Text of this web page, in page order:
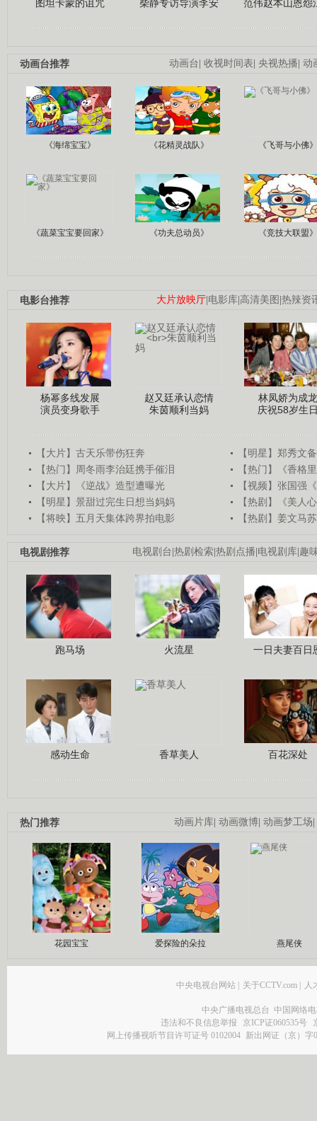
图坦卡蒙的诅咒 柴静专访导演李安 范伟赵本山恩怨
动画台 收视时间表 央视热播 动
动画台推荐
《海绵宝宝》 《花精灵战队》 《飞哥与小佛》
《蔬菜宝宝要回家》 《功夫总动员》 《竞技大联盟》
大片放映厅 电影库 高清美图 热辣资
电影台推荐
杨幂多线发展
演员变身歌手
赵又廷承认恋情
朱茵顺利当妈
林凤娇为成龙
庆祝58岁生
【大片】古天乐带伤狂奔
【明星】郑秀文
【热门】周冬雨李治廷携手催泪
【热门】《香格
【大片】《逆战》造型遭曝光
【视频】张国强
【明星】景甜过完生日想当妈妈
【热剧】《美人
【将映】五月天集体跨界拍电影
【热剧】姜文马
电视剧台 热剧检索 热剧点播 电视剧库 趣
电视剧推荐
跑马场 火流星 一日夫妻百日
感动生命 香草美人 百花深处
动画片库 动画微博 动画梦工场
热门推荐
花园宝宝 爱探险的朵拉 燕尾侠
中央电视台网站 关于CCTV.com 人
中央广播电视总台 中国网络
违法和不良信息举报
京ICP证060535号
网上传播视听节目许可证号 0102004 新出网证（京）